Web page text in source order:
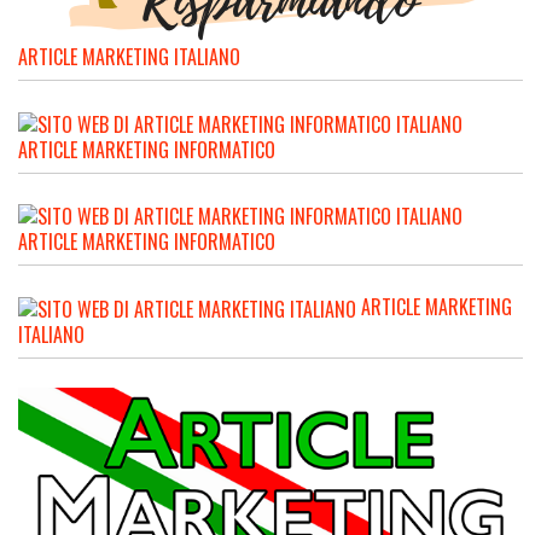
ARTICLE MARKETING ITALIANO
ARTICLE MARKETING INFORMATICO
ARTICLE MARKETING INFORMATICO
ARTICLE MARKETING
ITALIANO